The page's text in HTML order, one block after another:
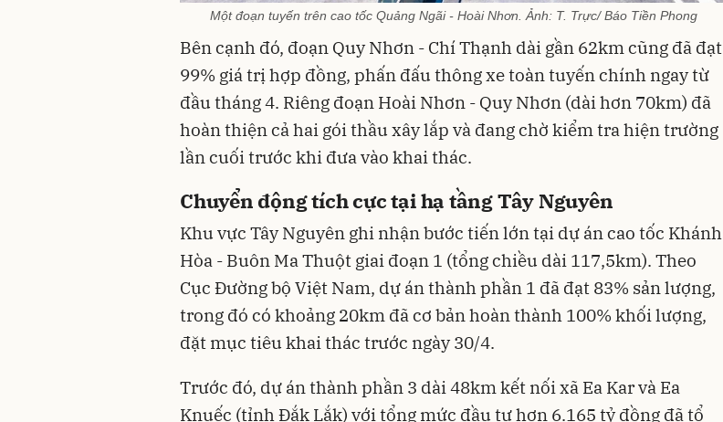
Một đoạn tuyến trên cao tốc Quảng Ngãi - Hoài Nhơn. Ảnh: T. Trực/ Báo Tiền Phong
Bên cạnh đó, đoạn Quy Nhơn - Chí Thạnh dài gần 62km cũng đã đạt
99% giá trị hợp đồng, phấn đấu thông xe toàn tuyến chính ngay từ
đầu tháng 4. Riêng đoạn Hoài Nhơn - Quy Nhơn (dài hơn 70km) đã
hoàn thiện cả hai gói thầu xây lắp và đang chờ kiểm tra hiện trường
lần cuối trước khi đưa vào khai thác.
Chuyển động tích cực tại hạ tầng Tây Nguyên
Khu vực Tây Nguyên ghi nhận bước tiến lớn tại dự án cao tốc Khánh
Hòa - Buôn Ma Thuột giai đoạn 1 (tổng chiều dài 117,5km). Theo
Cục Đường bộ Việt Nam, dự án thành phần 1 đã đạt 83% sản lượng,
trong đó có khoảng 20km đã cơ bản hoàn thành 100% khối lượng,
đặt mục tiêu khai thác trước ngày 30/4.
Trước đó, dự án thành phần 3 dài 48km kết nối xã Ea Kar và Ea
Knuếc (tỉnh Đắk Lắk) với tổng mức đầu tư hơn 6.165 tỷ đồng đã tổ